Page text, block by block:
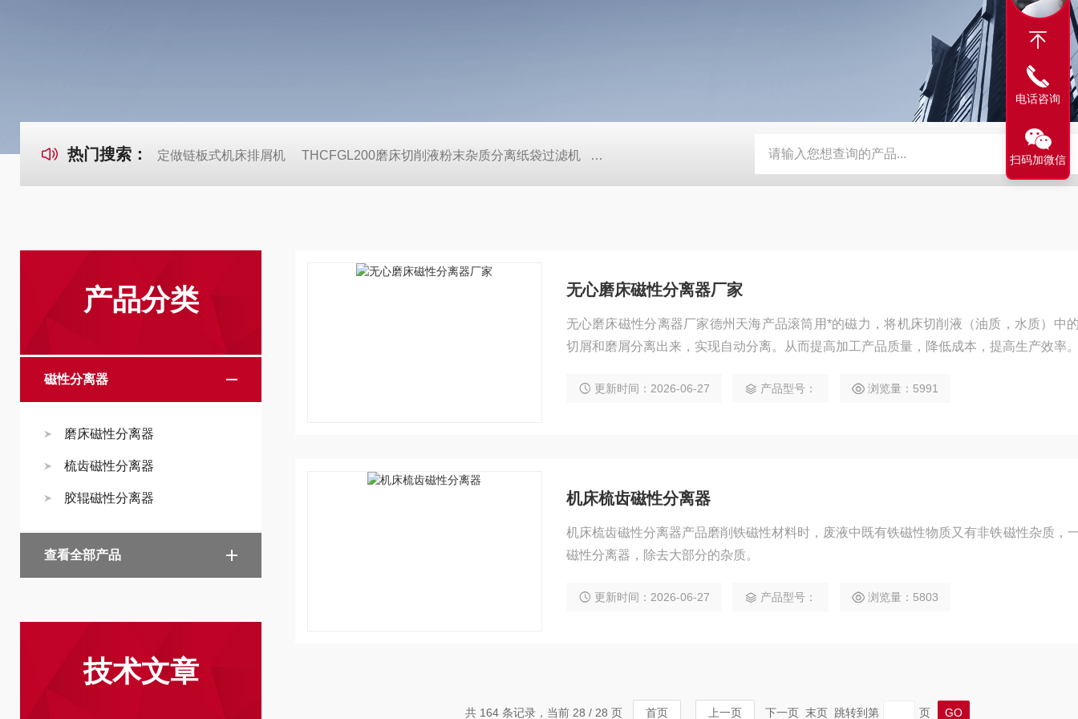
热门搜索： 定做链板式机床排屑机 THCFGL200磨床切削液粉末杂质分离纸袋过滤机 定做机床链板式排屑器 定制磨床纸带过滤机 TH磨床切削液铁屑分离磁性分离器
产品分类
磁性分离器
磨床磁性分离器
梳齿磁性分离器
胶辊磁性分离器
查看全部产品
技术文章
无心磨床磁性分离器厂家
无心磨床磁性分离器厂家德州天海产品滚筒用*的磁力，将机床切削液（油质，水质）中
切屑和磨屑分离出来，实现自动分离。从而提高加工产品质量，降低成本，提高生产效率
更新时间：2026-06-27 产品型号： 浏览量：5991
机床梳齿磁性分离器
机床梳齿磁性分离器产品磨削铁磁性材料时，废液中既有铁磁性物质又有非铁磁性杂质，
磁性分离器，除去大部分的杂质。
更新时间：2026-06-27 产品型号： 浏览量：5803
共 164 条记录，当前 28 / 28 页 首页 上一页 下一页 末页 跳转到第 页
电话咨询
扫码加微信